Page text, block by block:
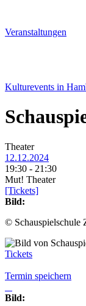
Veranstal­tungen
Kulturevents in
Theater
12.12.2024
19:30 - 21:30
Mut! Theater
[Tickets]
Bild:
© Schauspielschule
Tickets
Termin speichern
Bild: